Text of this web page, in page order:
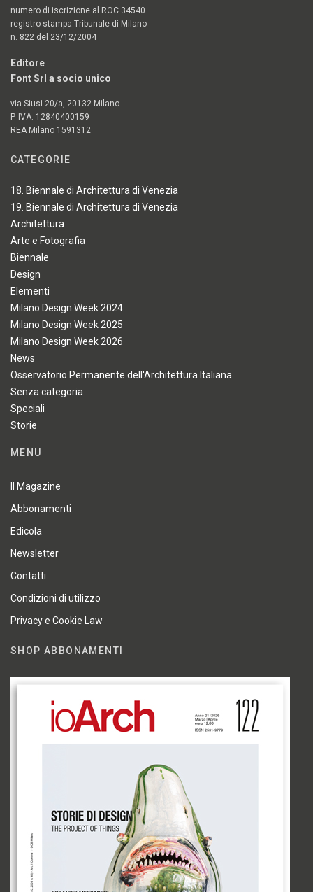
numero di iscrizione al ROC 34540
registro stampa Tribunale di Milano
n. 822 del 23/12/2004
Editore
Font Srl a socio unico
via Siusi 20/a, 20132 Milano
P. IVA: 12840400159
REA Milano 1591312
CATEGORIE
18. Biennale di Architettura di Venezia
19. Biennale di Architettura di Venezia
Architettura
Arte e Fotografia
Biennale
Design
Elementi
Milano Design Week 2024
Milano Design Week 2025
Milano Design Week 2026
News
Osservatorio Permanente dell'Architettura Italiana
Senza categoria
Speciali
Storie
MENU
Il Magazine
Abbonamenti
Edicola
Newsletter
Contatti
Condizioni di utilizzo
Privacy e Cookie Law
SHOP ABBONAMENTI